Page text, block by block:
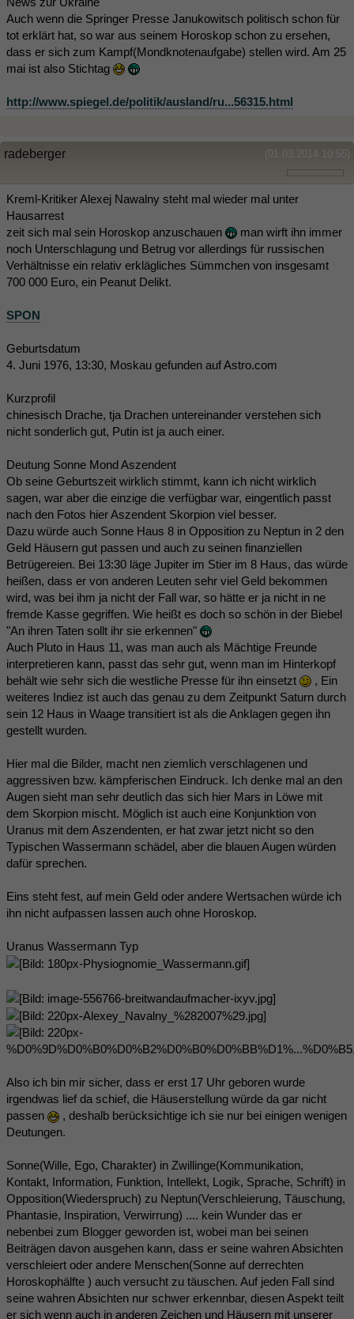
Auch wenn die Springer Presse Janukowitsch politisch schon für
tot erklärt hat, so war aus seinem Horoskop schon zu ersehen,
dass er sich zum Kampf(Mondknotenaufgabe) stellen wird. Am 25
mai ist also Stichtag
http://www.spiegel.de/politik/ausland/ru...56315.html
(01.03.2014 10:55)
radeberger
Kreml-Kritiker Alexej Nawalny steht mal wieder mal unter
Hausarrest
zeit sich mal sein Horoskop anzuschauen
man wirft ihn immer
noch Unterschlagung und Betrug vor allerdings für russischen
Verhältnisse ein relativ erklägliches Sümmchen von insgesamt
700 000 Euro, ein Peanut Delikt.
SPON
Geburtsdatum
4. Juni 1976, 13:30, Moskau gefunden auf Astro.com
Kurzprofil
chinesisch Drache, tja Drachen untereinander verstehen sich
nicht sonderlich gut, Putin ist ja auch einer.
Deutung Sonne Mond Aszendent
Ob seine Geburtszeit wirklich stimmt, kann ich nicht wirklich
sagen, war aber die einzige die verfügbar war, eingentlich passt
nach den Fotos hier Aszendent Skorpion viel besser.
Dazu würde auch Sonne Haus 8 in Opposition zu Neptun in 2 den
Geld Häusern gut passen und auch zu seinen finanziellen
Betrügereien. Bei 13:30 läge Jupiter im Stier im 8 Haus, das würde
heißen, dass er von anderen Leuten sehr viel Geld bekommen
wird, was bei ihm ja nicht der Fall war, so hätte er ja nicht in ne
fremde Kasse gegriffen. Wie heißt es doch so schön in der Biebel
"An ihren Taten sollt ihr sie erkennen"
Auch Pluto in Haus 11, was man auch als Mächtige Freunde
interpretieren kann, passt das sehr gut, wenn man im Hinterkopf
behält wie sehr sich die westliche Presse für ihn einsetzt
, Ein
weiteres Indiez ist auch das genau zu dem Zeitpunkt Saturn durch
sein 12 Haus in Waage transitiert ist als die Anklagen gegen ihn
gestellt wurden.
Hier mal die Bilder, macht nen ziemlich verschlagenen und
aggressiven bzw. kämpferischen Eindruck. Ich denke mal an den
Augen sieht man sehr deutlich das sich hier Mars in Löwe mit
dem Skorpion mischt. Möglich ist auch eine Konjunktion von
Uranus mit dem Aszendenten, er hat zwar jetzt nicht so den
Typischen Wassermann schädel, aber die blauen Augen würden
dafür sprechen.
Eins steht fest, auf mein Geld oder andere Wertsachen würde ich
ihn nicht aufpassen lassen auch ohne Horoskop.
Uranus Wassermann Typ
Also ich bin mir sicher, dass er erst 17 Uhr geboren wurde
irgendwas lief da schief, die Häuserstellung würde da gar nicht
passen
, deshalb berücksichtige ich sie nur bei einigen wenigen
Deutungen.
Sonne(Wille, Ego, Charakter) in Zwillinge(Kommunikation,
Kontakt, Information, Funktion, Intellekt, Logik, Sprache, Schrift) in
Opposition(Wiederspruch) zu Neptun(Verschleierung, Täuschung,
Phantasie, Inspiration, Verwirrung) .... kein Wunder das er
nebenbei zum Blogger geworden ist, wobei man bei seinen
Beiträgen davon ausgehen kann, dass er seine wahren Absichten
verschleiert oder andere Menschen(Sonne auf derrechten
Horoskophälfte ) auch versucht zu täuschen. Auf jeden Fall sind
seine wahren Absichten nur schwer erkennbar, diesen Aspekt teilt
er sich wenn auch in anderen Zeichen und Häusern mit unserer